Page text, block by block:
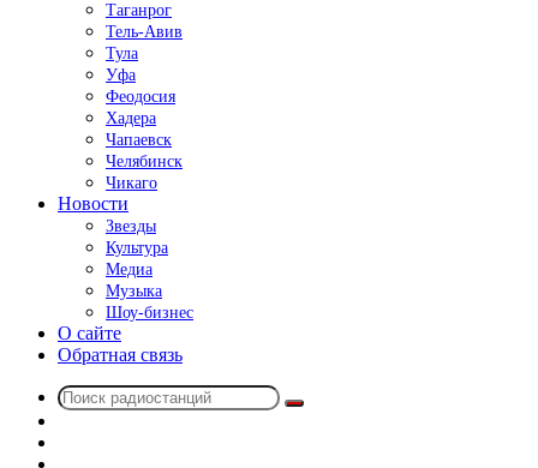
Таганрог
Тель-Авив
Тула
Уфа
Феодосия
Хадера
Чапаевск
Челябинск
Чикаго
Новости
Звезды
Культура
Медиа
Музыка
Шоу-бизнес
О сайте
Обратная связь
Поиск